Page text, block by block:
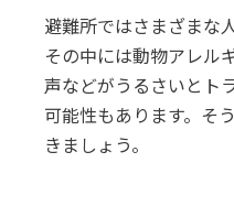
避難所ではさまざまな
その中には動物アレル
声などがうるさいとト
可能性もあります。そ
きましょう。